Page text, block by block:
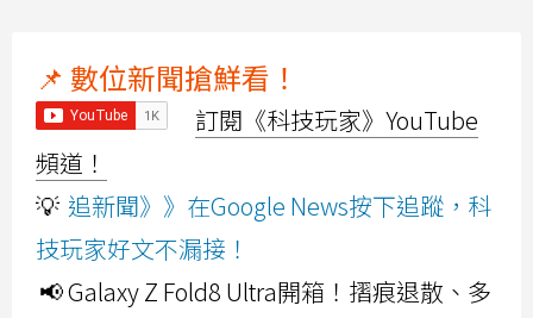
📌 數位新聞搶鮮看！
訂閱《科技玩家》YouTube
頻道！
💡 追新聞》》在Google News按下追蹤，科
技玩家好文不漏接！
📢 Galaxy Z Fold8 Ultra開箱！摺痕退散、多